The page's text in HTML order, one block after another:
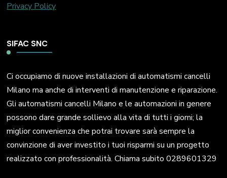
Privacy Policy
SIFAC SNC
Ci occupiamo di nuove installazioni di automatismi cancelli
Milano ma anche di interventi di manutenzione e riparazione.
Gli automatismi cancelli Milano e le automazioni in genere
possono dare grande sollievo alla vita di tutti i giorni; la
miglior convenienza che potrai trovare sarà sempre la
convinzione di aver investito i tuoi risparmi su un progetto
realizzato con professionalità. Chiama subito 0289601329